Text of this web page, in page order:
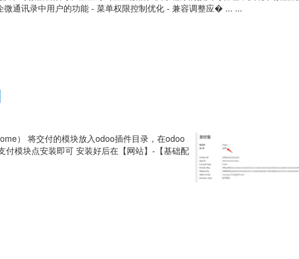
通讯录中用户的功能 - 菜单权限控制优化 - 兼容调整应� ... ...
） 将交付的模块放入odoo插件目录，在odoo
付模块点安装即可 安装好后在【网站】-【基础配